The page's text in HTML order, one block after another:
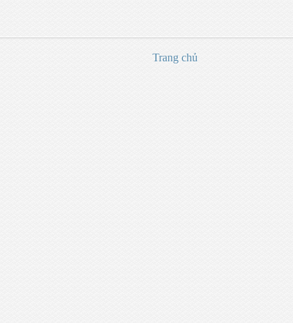
Trang chủ